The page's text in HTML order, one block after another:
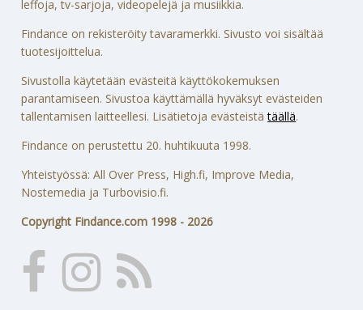
leffoja, tv-sarjoja, videopelejä ja musiikkia.
Findance on rekisteröity tavaramerkki. Sivusto voi sisältää
tuotesijoittelua.
Sivustolla käytetään evästeitä käyttökokemuksen
parantamiseen. Sivustoa käyttämällä hyväksyt evästeiden
tallentamisen laitteellesi. Lisätietoja evästeistätäällä.
Findance on perustettu 20. huhtikuuta 1998.
Yhteistyössä: All Over Press, High.fi, Improve Media,
Nostemedia ja Turbovisio.fi.
Copyright Findance.com 1998 - 2026